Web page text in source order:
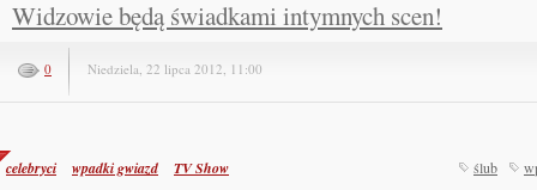
Widzowie będą świadkami intymnych scen!
0 Niedziela, 22 lipca 2012, 11:00
celebryci wpadki gwiazd TV Show ślub